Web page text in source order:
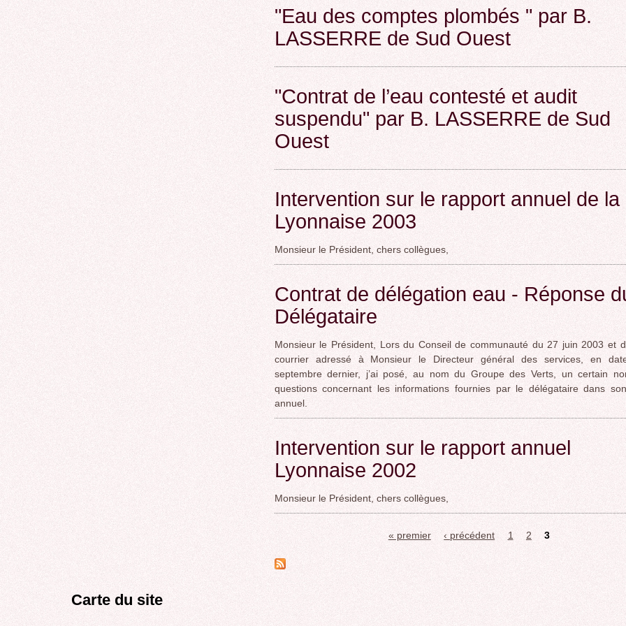
"Eau des comptes plombés " par B.
LASSERRE de Sud Ouest
"Contrat de l’eau contesté et audit
suspendu" par B. LASSERRE de Sud
Ouest
Intervention sur le rapport annuel de la
Lyonnaise 2003
Monsieur le Président, chers collègues,
Contrat de délégation eau - Réponse
Délégataire
Monsieur le Président, Lors du Conseil de communauté du 27 juin 2003 et
courrier adressé à Monsieur le Directeur général des services, en
septembre dernier, j’ai posé, au nom du Groupe des Verts, un certain
questions concernant les informations fournies par le délégataire dans
annuel.
Intervention sur le rapport annuel
Lyonnaise 2002
Monsieur le Président, chers collègues,
« premier ‹ précédent 1 2 3
Carte du site